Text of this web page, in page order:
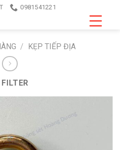
0981541221
/ KẸP TIẾP ĐỊA
FILTER